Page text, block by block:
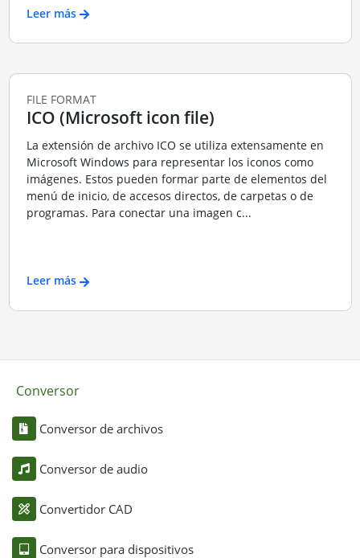
Leer más
FILE FORMAT
ICO (Microsoft icon file)
La extensión de archivo ICO se utiliza extensamente en
Microsoft Windows para representar los iconos como
imágenes. Estos pueden formar parte de elementos del
menú de inicio, de accesos directos, de carpetas o de
programas. Para conectar una imagen c...
Leer más
Conversor
Conversor de archivos
Conversor de audio
Convertidor CAD
Conversor para dispositivos